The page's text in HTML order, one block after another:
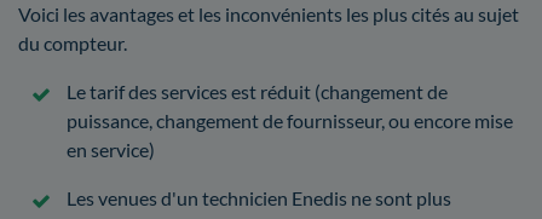
Voici les avantages et les inconvénients les plus cités au sujet
du compteur.
Le tarif des services est réduit (changement de
puissance, changement de fournisseur, ou encore mise
en service)
Les venues d'un technicien Enedis ne sont plus